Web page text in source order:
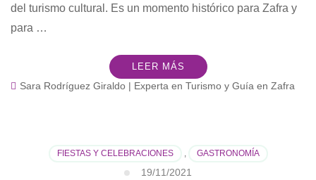
del turismo cultural. Es un momento histórico para Zafra y
para …
LEER MÁS
Sara Rodríguez Giraldo | Experta en Turismo y Guía en Zafra
FIESTAS Y CELEBRACIONES , GASTRONOMÍA
19/11/2021